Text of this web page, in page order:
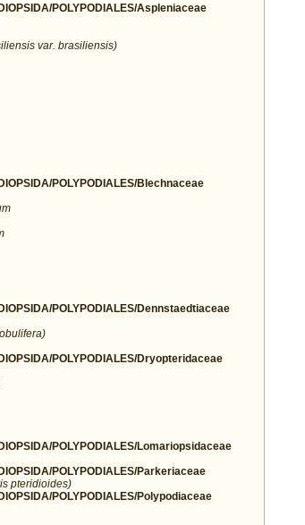
POLYPODIALES/Aspleniaceae
var. brasiliensis)
POLYPODIALES/Blechnaceae
POLYPODIALES/Dennstaedtiaceae
POLYPODIALES/Dryopteridaceae
POLYPODIALES/Lomariopsidaceae
POLYPODIALES/Parkeriaceae
pteridioides)
POLYPODIALES/Polypodiaceae